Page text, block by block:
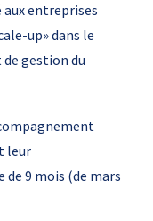
aux entreprises
up» dans le
gestion du
leur
9 mois (de mars